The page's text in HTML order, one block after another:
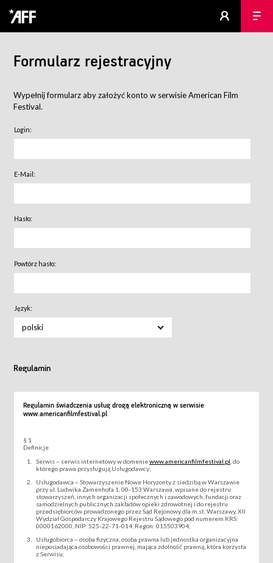
Formularz rejestracyjny
Wypełnij formularz aby założyć konto w serwisie American Film
Festival.
Login:
E-Mail:
Hasło:
Powtórz hasło:
Język:
polski
Regulamin
Regulamin świadczenia usług drogą elektroniczną w serwisie
www.americanfilmfestival.pl
§ 1
Definicje
Serwis – serwis internetowy w domeniewww.americanfilmfestival.pl , do
którego prawa przysługują Usługodawcy;
Usługodawca – Stowarzyszenie Nowe Horyzonty z siedzibą w Warszawie
przy ul. Ludwika Zamenhofa 1, 00-153 Warszawa, wpisane do rejestru
stowarzyszeń, innych organizacji społecznych i zawodowych, fundacji oraz
samodzielnych publicznych zakładów opieki zdrowotnej i do rejestru
przedsiębiorców prowadzonego przez Sąd Rejonowy dla m.st. Warszawy, XII
Wydział Gospodarczy Krajowego Rejestru Sądowego pod numerem KRS:
0000162000, NIP: 525-22-71-014, Regon: 015503904;
Usługobiorca – osoba fizyczna, osoba prawna lub jednostka organizacyjna
nieposiadająca osobowości prawnej, mająca zdolność prawną, która korzysta
z Serwisu;